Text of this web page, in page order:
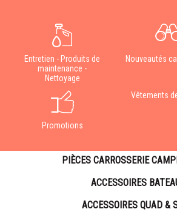
Entretien - Produits de
maintenance -
Nettoyage
Nouveautés
Promotions
Vêtements
PIÈCES CARROSSERIE
ACCESSOIRES
ACCESSOIRES QUAD &